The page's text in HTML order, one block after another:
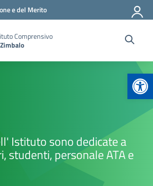
e del Merito
Comprensivo
Istituto sono dedicate a
studenti, personale ATA e